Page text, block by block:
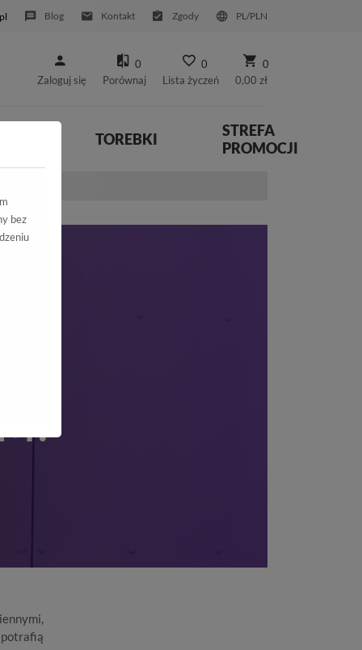
Blog Kontakt Zgody PL/PLN
Zaloguj się
0
Porównaj
0
Lista życzeń
0
0,00 zł
TOREBKI
STREFA
PROMOCJI
bez